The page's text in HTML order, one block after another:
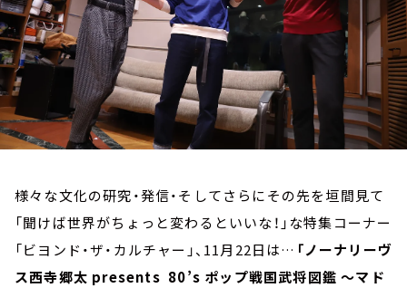
様々な文化の研究・発信・そしてさらにその先を垣間見て
「聞けば世界がちょっと変わるといいな！」な特集コーナー
「ビヨンド・ザ・カルチャー」、11月22日は… 「ノーナリーヴ
ス西寺郷太 presents 80’s ポップ戦国武将図鑑 ～マド